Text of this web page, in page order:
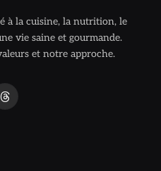
à la cuisine, la nutrition, le
vie saine et gourmande.
et notre approche.
Threads